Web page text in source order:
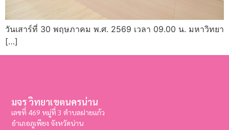
วันเสาร์ที่ 30 พฤษภาคม พ.ศ. 2569 เวลา 09.00 น. มหาวิทยา
[…]
มจร วิทยาเขตนครน่าน
เลขที่ 469 หมู่ที่ 3 ตำบลฝายแก้ว
อำเภอภูเพียง จังหวัดน่าน